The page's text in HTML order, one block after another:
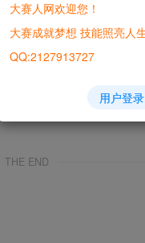
0/0/0
ospf
12.1.1.2
D
12.1.1.2
THE END
大赛人网欢迎您！
大赛成就梦想 技能照亮人
QQ:2127913727
用户登录